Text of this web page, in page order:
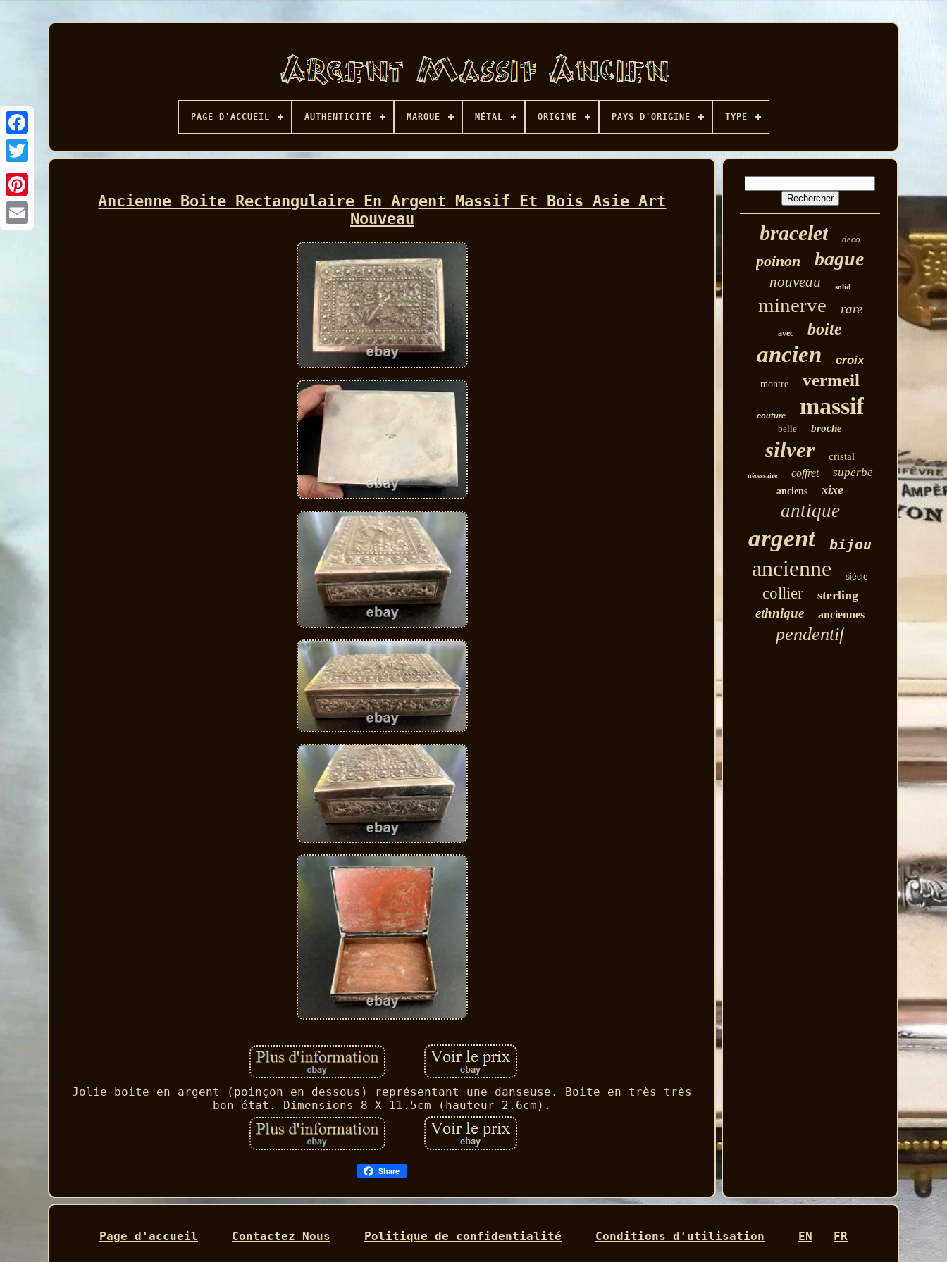
Facebook
PAGE D'ACCUEIL AUTHENTICITÉ MARQUE MÉTAL ORIGINE PAYS D'ORIGINE TYPE
Ancienne Boite Rectangulaire En Argent Massif Et Bois Asie Art
Nouveau
Jolie boite en argent (poinçon en dessous) représentant une danseuse. Boite en très très
bon état. Dimensions 8 X 11.5cm (hauteur 2.6cm).
Share
bracelet deco
poinon bague
nouveau solid
minerve rare
avec boite
ancien croix
montre vermeil
couture massif
belle broche
silver cristal
nécessaire coffret superbe
anciens xixe
antique
argent bijou
ancienne siècle
collier sterling
ethnique anciennes
pendentif
Page d'accueil Contactez Nous Politique de confidentialité Conditions d'utilisation EN FR